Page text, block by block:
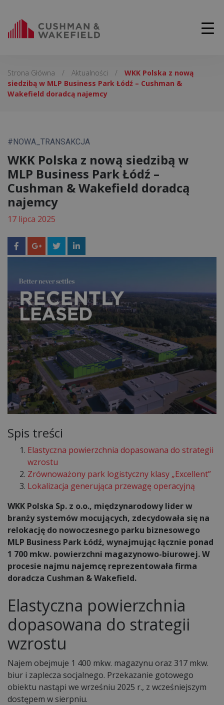
Strona Główna / Aktualności /
WKK Polska z nową
siedzibą w MLP Business Park Łódź – Cushman &
Wakefield doradcą najemcy
#NOWA_TRANSAKCJA
WKK Polska z nową siedzibą w
MLP Business Park Łódź –
Cushman & Wakefield doradcą
najemcy
17 lipca 2025
Spis treści
Elastyczna powierzchnia dopasowana do strategii
wzrostu
Zrównoważony park logistyczny klasy „Excellent”
Lokalizacja generująca przewagę operacyjną
WKK Polska Sp. z o.o., międzynarodowy lider w
branży systemów mocujących, zdecydowała się na
relokację do nowoczesnego parku biznesowego
MLP Business Park Łódź, wynajmując łącznie ponad
1 700 mkw. powierzchni magazynowo-biurowej. W
procesie najmu najemcę reprezentowała firma
doradcza Cushman & Wakefield.
Elastyczna powierzchnia
dopasowana do strategii
wzrostu
Najem obejmuje 1 400 mkw. magazynu oraz 317 mkw.
biur i zaplecza socjalnego. Przekazanie gotowego
obiektu nastąpi we wrześniu 2025 r., z wcześniejszym
dostępem w sierpniu.